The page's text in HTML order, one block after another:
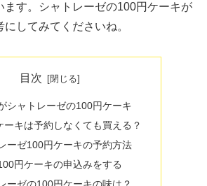
ます。シャトレーゼの100円ケーキが
してみてくださいね。
目次
シャトレーゼの100円ケーキ
ーキは予約しなくても買える？
ーゼ100円ケーキの予約方法
円ケーキの申込みをする